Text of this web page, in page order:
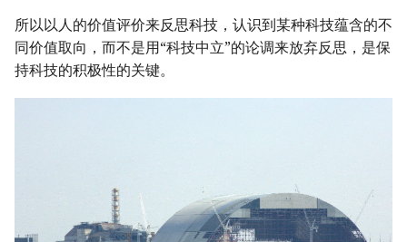
所以以人的价值评价来反思科技，认识到某种科技蕴含的不
同价值取向，而不是用“科技中立”的论调来放弃反思，是保
持科技的积极性的关键。